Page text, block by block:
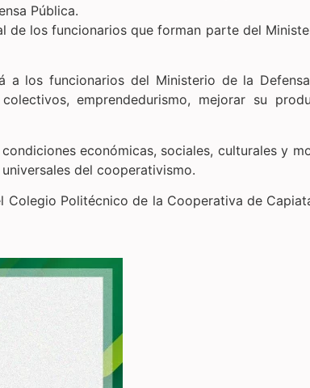
Pública.
los funcionarios que forman parte del
los funcionarios del Ministerio de la
emprendedurismo, mejorar su
económicas, sociales, culturales y
del cooperativismo.
Politécnico de la Cooperativa de